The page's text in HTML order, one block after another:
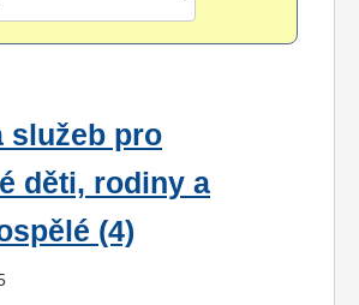
služeb pro
děti, rodiny a
(4)